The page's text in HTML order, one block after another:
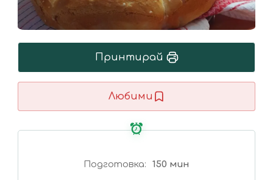
Принтирай
Любими
Подготовка 150 мин